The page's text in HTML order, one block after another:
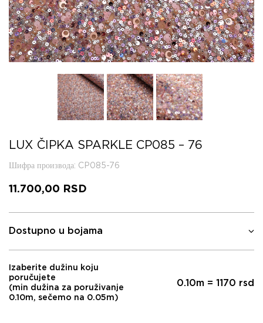
LUX ČIPKA SPARKLE CP085 – 76
Шифра производа: CP085-76
11.700,00 RSD
Dostupno u bojama
Izaberite dužinu koju
poručujete
(min dužina za poruživanje
0.10m, sečemo na 0.05m)
0.10m = 1170 rsd